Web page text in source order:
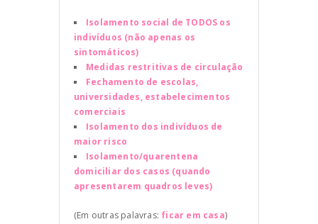
Isolamento social de TODOS os
indivíduos (não apenas os
sintomáticos)
Medidas restritivas de circulação
Fechamento de escolas,
universidades, estabelecimentos
comerciais
Isolamento dos indivíduos de
maior risco
Isolamento/quarentena
domiciliar dos casos (quando
apresentarem quadros leves)
(Em outras palavras: ficar em casa)